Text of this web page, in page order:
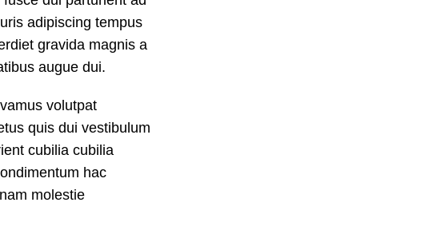
adipiscing tempus
gravida magnis a
augue dui.
volutpat
quis dui vestibulum
cubilia cubilia
hac
molestie